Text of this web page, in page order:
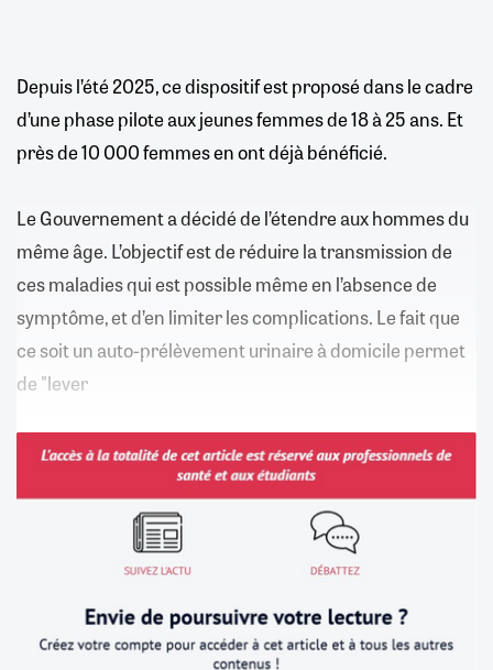
Depuis l’été 2025, ce dispositif est proposé dans le cadre
d’une phase pilote aux jeunes femmes de 18 à 25 ans. Et
près de 10 000 femmes en ont déjà bénéficié.
Le Gouvernement a décidé de l’étendre aux hommes du
même âge. L’objectif est de réduire la transmission de
ces maladies qui est possible même en l’absence de
symptôme, et d’en limiter les complications. Le fait que
ce soit un auto-prélèvement urinaire à domicile permet
de "lever